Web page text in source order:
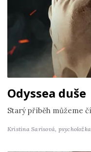
Odyssea duše
Starý příběh můžeme
Kristina Sarisová, psycholožka